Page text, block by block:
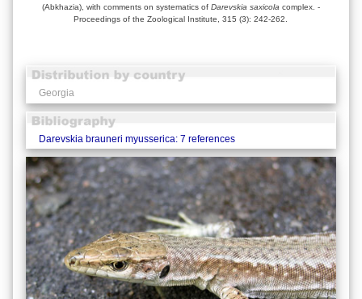
(Abkhazia), with comments on systematics of Darevskia saxicola complex. -
Proceedings of the Zoological Institute, 315 (3): 242-262.
Georgia
Darevskia brauneri myusserica: 7 references